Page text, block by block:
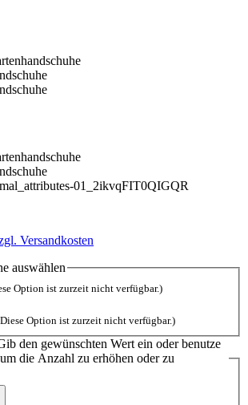
Versandkosten
auswählen
Option ist zurzeit nicht verfügbar.)
Option ist zurzeit nicht verfügbar.)
den gewünschten Wert ein oder benutze
die Anzahl zu erhöhen oder zu